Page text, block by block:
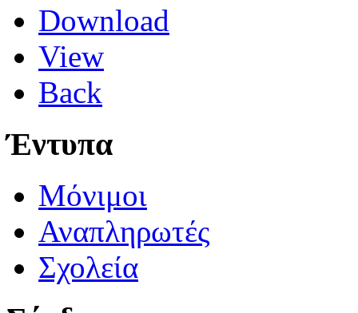
Download
View
Back
Έντυπα
Μόνιμοι
Αναπληρωτές
Σχολεία